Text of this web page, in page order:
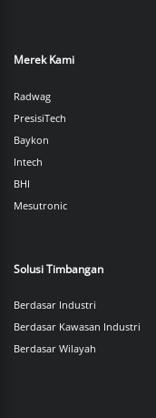
Merek Kami
Radwag
PresisiTech
Baykon
Intech
BHI
Mesutronic
Solusi Timbangan
Berdasar Industri
Berdasar Kawasan Industri
Berdasar Wilayah